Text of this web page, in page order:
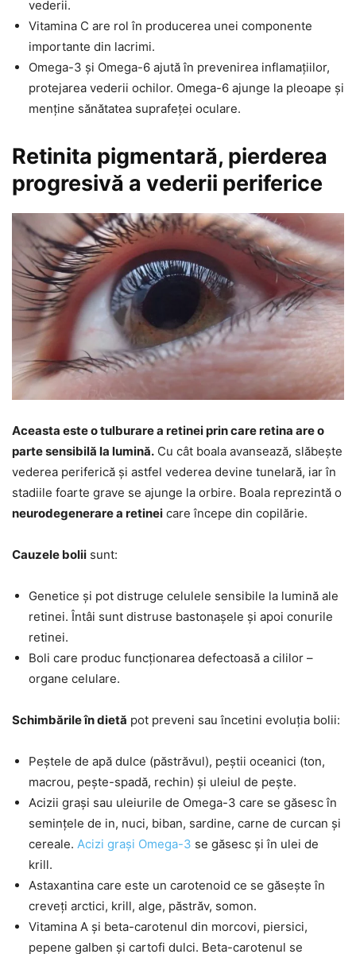
vederii.
Vitamina C are rol în producerea unei componente
importante din lacrimi.
Omega-3 și Omega-6 ajută în prevenirea inflamațiilor,
protejarea vederii ochilor. Omega-6 ajunge la pleoape și
menține sănătatea suprafeței oculare.
Retinita pigmentară, pierderea
progresivă a vederii periferice
Aceasta este o tulburare a retinei prin care retina are o
parte sensibilă la lumină. Cu cât boala avansează, slăbește
vederea periferică și astfel vederea devine tunelară, iar în
stadiile foarte grave se ajunge la orbire. Boala reprezintă o
neurodegenerare a retinei care începe din copilărie.
Cauzele bolii sunt:
Genetice și pot distruge celulele sensibile la lumină ale
retinei. Întâi sunt distruse bastonașele și apoi conurile
retinei.
Boli care produc funcționarea defectoasă a cililor –
organe celulare.
Schimbările în dietă pot preveni sau încetini evoluția bolii:
Peștele de apă dulce (păstrăvul), peștii oceanici (ton,
macrou, pește-spadă, rechin) și uleiul de pește.
Acizii grași sau uleiurile de Omega-3 care se găsesc în
semințele de in, nuci, biban, sardine, carne de curcan și
cereale. Acizi grași Omega-3 se găsesc și în ulei de
krill.
Astaxantina care este un carotenoid ce se găsește în
creveți arctici, krill, alge, păstrăv, somon.
Vitamina A și beta-carotenul din morcovi, piersici,
pepene galben și cartofi dulci. Beta-carotenul se